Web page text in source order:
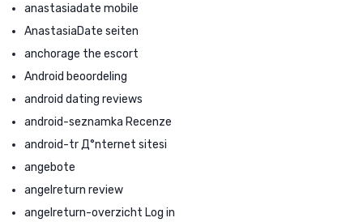
anastasiadate mobile
AnastasiaDate seiten
anchorage the escort
Android beoordeling
android dating reviews
android-seznamka Recenze
android-tr Д°nternet sitesi
angebote
angelreturn review
angelreturn-overzicht Log in